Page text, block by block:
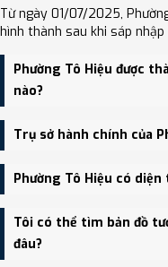
Từ ngày 01/07/2025,
hình thành sau khi sáp nhập
Phường Tô Hiệu được
nào?
Phường Tô Hiệu được
Quyết Thắng, Phường Quyết
Hiệu.
Trụ sở hành chính của
Trụ sở hành chính mới của
Thái Tông, phường Tô Hiệu,
tiện giao thông.
Phường Tô Hiệu có
Phường Tô Hiệu có Diện
độ dân số: Khoảng 4,303.10
Tôi có thể tìm bản đồ
đâu?